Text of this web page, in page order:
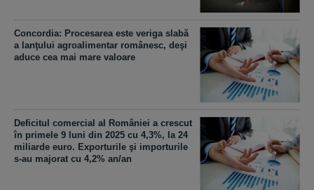
Concordia: Procesarea este veriga slabă
a lanţului agroalimentar românesc, deşi
aduce cea mai mare valoare
Deficitul comercial al României a crescut
în primele 9 luni din 2025 cu 4,3%, la 24
miliarde euro. Exporturile şi importurile
s-au majorat cu 4,2% an/an